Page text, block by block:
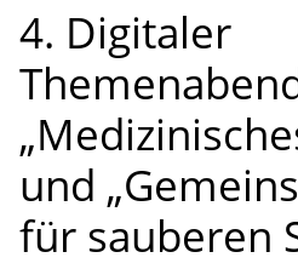
4. Digitaler
und
für sauberen